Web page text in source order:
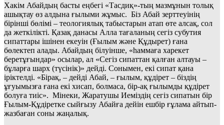
Хакім Абайдың басты еңбегі «Тасдиқ»-тың мазмұнын толық
ашықтау өз алдына ғылыми жұмыс. Біз Абай зерттеуінің
бірінші бөлімі – теологиялық табыстарын атап өте алсақ, сол
да жеткілікті. Қазақ данасы Алла тағаланың сегіз субутия
сипаттары ішінен екеуін (Ғылым және Құдырет) ғана
бөлектеп алады. Абайдың білуінше, «һаммаға харекет
беретұғындар» осылар, ал «Сегіз сипаттан қалған алтауы –
бұларға шарх (түсінік)» дейді. Сонымен, екі сипат қана
іріктелді. «Бірақ, – дейді Абай, – ғылым, құдірет – біздің
ұғуымызға ғана екі хисап, болмаса, бір-ақ ғылымды құдірет
болуға тиіс». Мінеки, Жаратушы Иеміздің сегіз сипатын бір
Ғылым-Құдіретке сыйғызу Абайға дейін ешбір ғұлама айтып-
жазбаған соны жаңалық.